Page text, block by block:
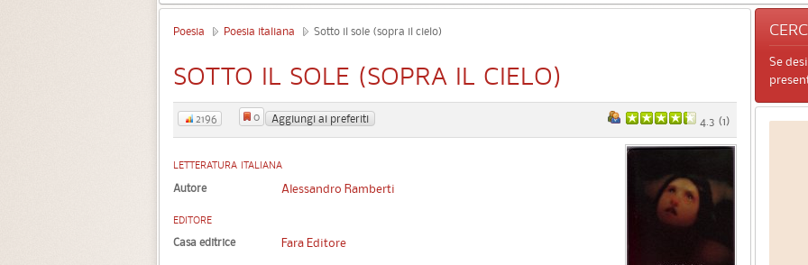
Poesia Poesia italiana Sotto il sole (sopra il cielo)
SOTTO IL SOLE (SOPRA IL CIELO)
4.3 (1)
2196 0 Aggiungi ai preferiti
LETTERATURA ITALIANA
Autore Alessandro Ramberti
EDITORE
Casa editrice Fara Editore
Se